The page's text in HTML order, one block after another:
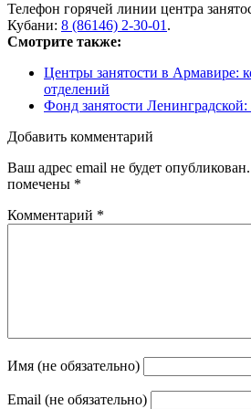
Телефон горячей линии центра
Кубани: 8 (86146) 2-30-01 .
Смотрите также:
Центры занятости в Армавире:
отделений
Фонд занятости
Добавить комментарий
Ваш адрес email не будет опубликован.
помечены *
Комментарий *
Имя (не обязательно)
Email (не обязательно)